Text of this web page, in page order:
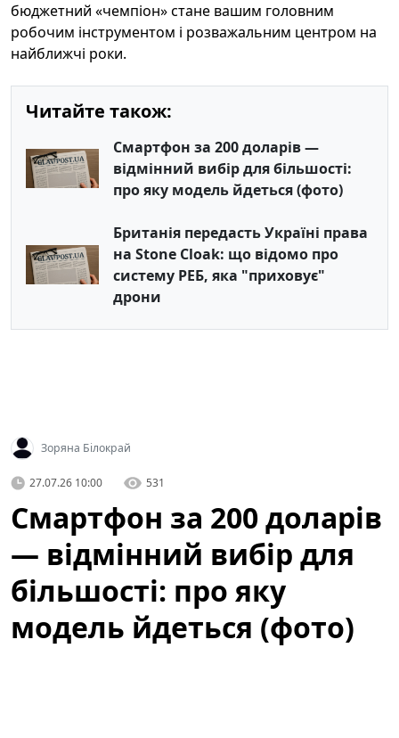
бюджетний «чемпіон» стане вашим головним
робочим інструментом і розважальним центром на
найближчі роки.
Читайте також:
Смартфон за 200 доларів —
відмінний вибір для більшості:
про яку модель йдеться (фото)
Британія передасть Україні права
на Stone Cloak: що відомо про
систему РЕБ, яка "приховує"
дрони
Зоряна Білокрай
27.07.26 10:00 531
Смартфон за 200 доларів
— відмінний вибір для
більшості: про яку
модель йдеться (фото)